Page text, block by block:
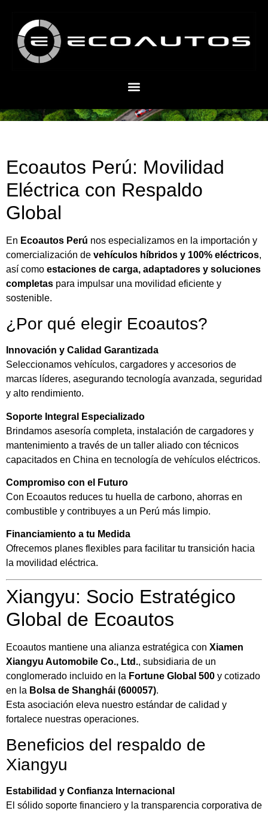
Ecoautos Perú: Movilidad
Eléctrica con Respaldo
Global
En Ecoautos Perú nos especializamos en la importación y
comercialización de vehículos híbridos y 100% eléctricos,
así como estaciones de carga, adaptadores y soluciones
completas para impulsar una movilidad eficiente y
sostenible.
¿Por qué elegir Ecoautos?
Innovación y Calidad Garantizada
Seleccionamos vehículos, cargadores y accesorios de
marcas líderes, asegurando tecnología avanzada, seguridad
y alto rendimiento.
Soporte Integral Especializado
Brindamos asesoría completa, instalación de cargadores y
mantenimiento a través de un taller aliado con técnicos
capacitados en China en tecnología de vehículos eléctricos.
Compromiso con el Futuro
Con Ecoautos reduces tu huella de carbono, ahorras en
combustible y contribuyes a un Perú más limpio.
Financiamiento a tu Medida
Ofrecemos planes flexibles para facilitar tu transición hacia
la movilidad eléctrica.
Xiangyu: Socio Estratégico
Global de Ecoautos
Ecoautos mantiene una alianza estratégica con Xiamen
Xiangyu Automobile Co., Ltd., subsidiaria de un
conglomerado incluido en la Fortune Global 500 y cotizado
en la Bolsa de Shanghái (600057).
Esta asociación eleva nuestro estándar de calidad y
fortalece nuestras operaciones.
Beneficios del respaldo de
Xiangyu
Estabilidad y Confianza Internacional
El sólido soporte financiero y la transparencia corporativa de